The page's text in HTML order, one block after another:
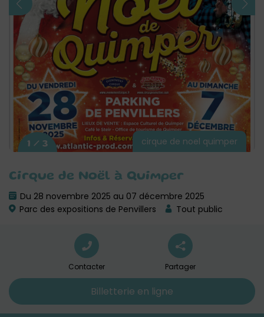
Cirque de Noël à Quimper
Du 28 novembre 2025 au 07 décembre 2025
Parc des expositions de Penvillers
Tout public
cirque de noel quimper
1 / 3
Contacter Partager
Billetterie en ligne